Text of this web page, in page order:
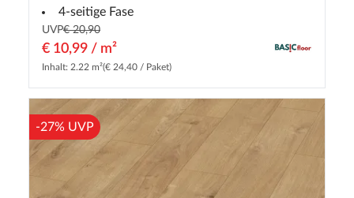
4-seitige Fase
UVP€ 20,90
€ 10,99 / m²
Inhalt: 2.22 m²(€ 24,40 / Paket)
-27% UVP